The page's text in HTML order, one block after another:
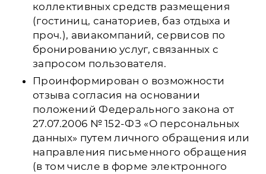
коллективных средств размещения
(гостиниц, санаториев, баз отдыха и
проч.), авиакомпаний, сервисов по
бронированию услуг, связанных с
запросом пользователя.
Проинформирован о возможности
отзыва согласия на основании
положений Федерального закона от
27.07.2006 № 152-ФЗ «О персональных
данных» путем личного обращения или
направления письменного обращения
(в том числе в форме электронного